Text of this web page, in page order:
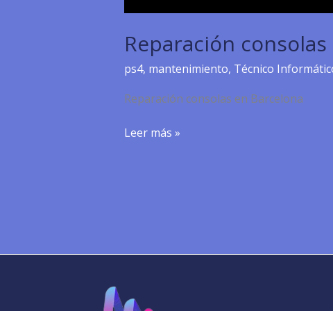
Reparación
ps4, mantenimiento, Técnico
Reparación consolas en Barcelona
Reparación
Leer más »